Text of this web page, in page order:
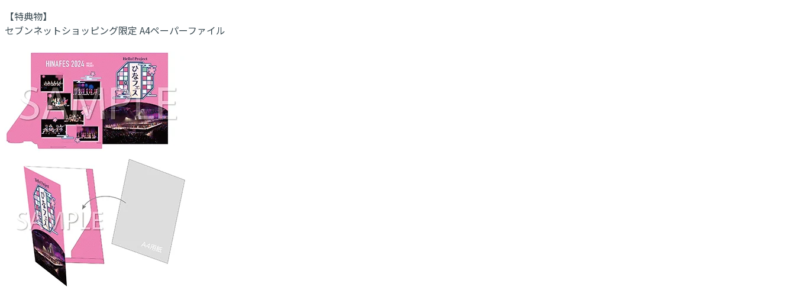
【特典物】
セブンネットショッピング限定 A4ペーパーファイル